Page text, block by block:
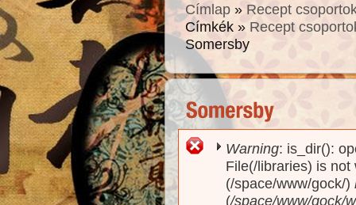
Címlap » Recept
Címkék » Recept
Somersby
Hibaüzenet
Warning: is_dir():
File(/libraries) is
(/space/www/gock/)
(/space/www/gock/